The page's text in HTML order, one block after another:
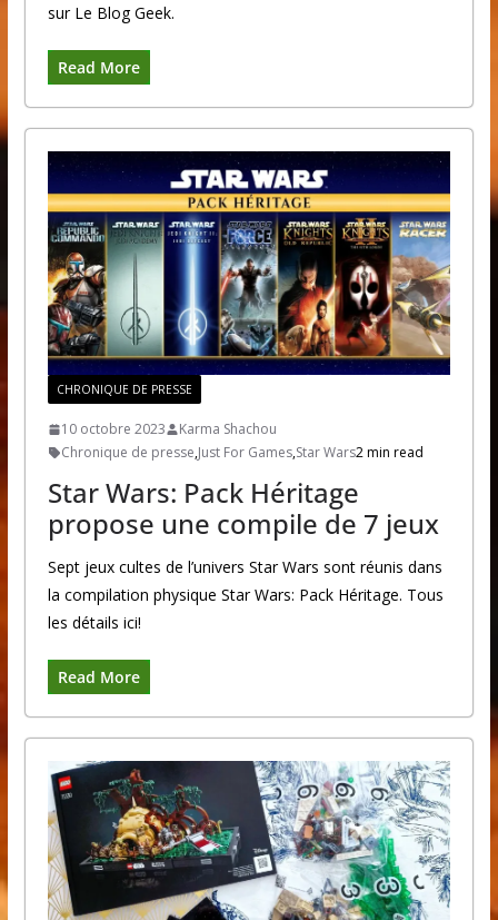
sur Le Blog Geek.
Read More
CHRONIQUE DE PRESSE
10 octobre 2023
Karma Shachou
Chronique de presse,Just For Games,Star Wars2 min read
Star Wars: Pack Héritage
propose une compile de 7 jeux
Sept jeux cultes de l’univers Star Wars sont réunis dans
la compilation physique Star Wars: Pack Héritage. Tous
les détails ici!
Read More